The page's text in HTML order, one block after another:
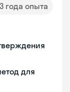
года опыта
для